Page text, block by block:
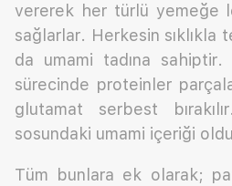
vererek her türlü yemeğe
sağlarlar. Herkesin sıklıkla
da umami tadına
sürecinde proteinler
glutamat serbest
sosundaki umami içeriği
Tüm bunlara ek olarak;